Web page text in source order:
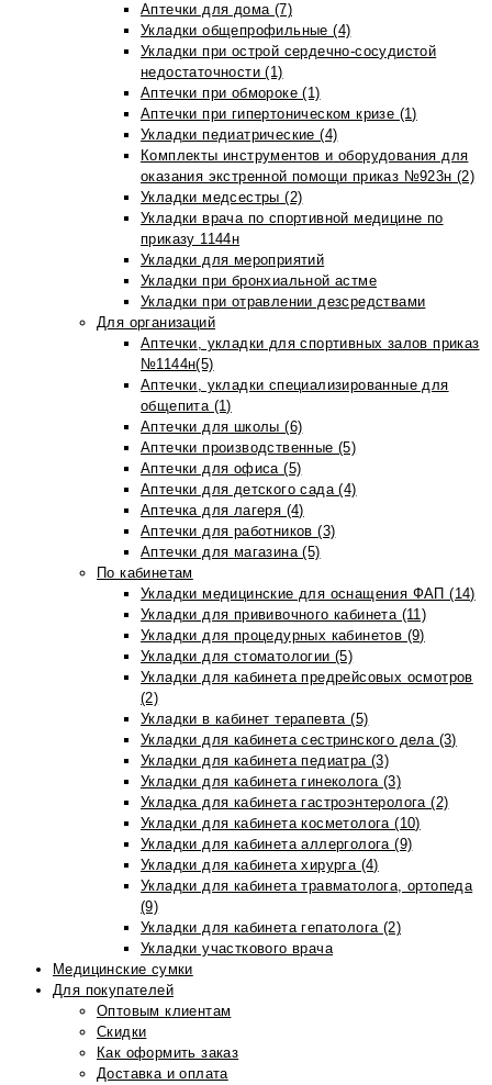
Аптечки для дома (7)
Укладки общепрофильные (4)
Укладки при острой сердечно-сосудистой
недостаточности (1)
Аптечки при обмороке (1)
Аптечки при гипертоническом кризе (1)
Укладки педиатрические (4)
Комплекты инструментов и оборудования для
оказания экстренной помощи приказ №923н (2)
Укладки медсестры (2)
Укладки врача по спортивной медицине по
приказу 1144н
Укладки для мероприятий
Укладки при бронхиальной астме
Укладки при отравлении дезсредствами
Для организаций
Аптечки, укладки для спортивных залов приказ
№1144н(5)
Аптечки, укладки специализированные для
общепита (1)
Аптечки для школы (6)
Аптечки производственные (5)
Аптечки для офиса (5)
Аптечки для детского сада (4)
Аптечка для лагеря (4)
Аптечки для работников (3)
Аптечки для магазина (5)
По кабинетам
Укладки медицинские для оснащения ФАП (14)
Укладки для прививочного кабинета (11)
Укладки для процедурных кабинетов (9)
Укладки для стоматологии (5)
Укладки для кабинета предрейсовых осмотров
(2)
Укладки в кабинет терапевта (5)
Укладки для кабинета сестринского дела (3)
Укладки для кабинета педиатра (3)
Укладки для кабинета гинеколога (3)
Укладка для кабинета гастроэнтеролога (2)
Укладки для кабинета косметолога (10)
Укладки для кабинета аллерголога (9)
Укладки для кабинета хирурга (4)
Укладки для кабинета травматолога, ортопеда
(9)
Укладки для кабинета гепатолога (2)
Укладки участкового врача
Медицинские сумки
Для покупателей
Оптовым клиентам
Скидки
Как оформить заказ
Доставка и оплата